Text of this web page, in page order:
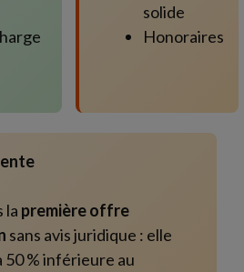
solide
Honoraires
la première offre
sans avis juridique : elle
50 % inférieure au